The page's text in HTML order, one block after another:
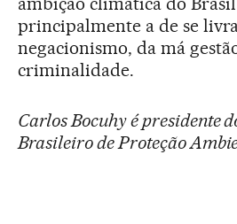
principalmente a de se
negacionismo, da má
criminalidade.
Carlos Bocuhy é presidente
Brasileiro de Proteção